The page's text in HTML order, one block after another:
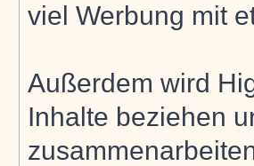
viel Werbung mit
Außerdem wird
Inhalte beziehen